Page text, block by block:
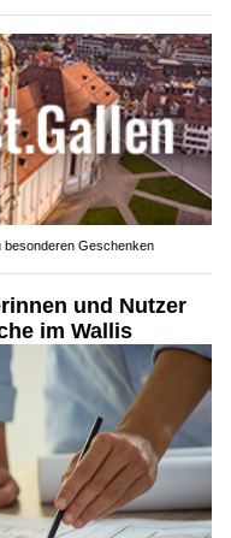
besonderen Geschenken
und Nutzer
im Wallis